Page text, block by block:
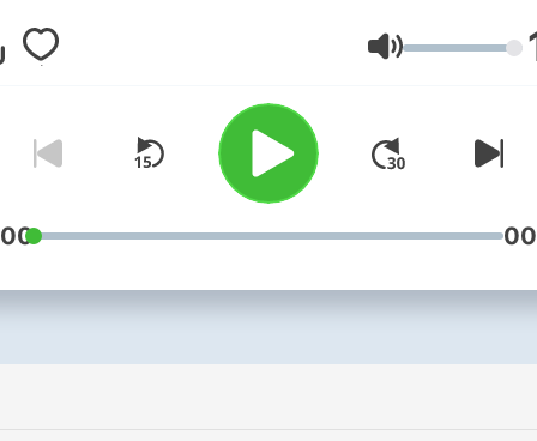
讓台灣能夠在中美博弈下，能
得到最大利益為出發點。站
眾能夠從中獲取最正確的政治
點，而不再只是單純站在非藍
綠的角度去討論。 -- Hosting
provided bySoundOn
Lautstärke